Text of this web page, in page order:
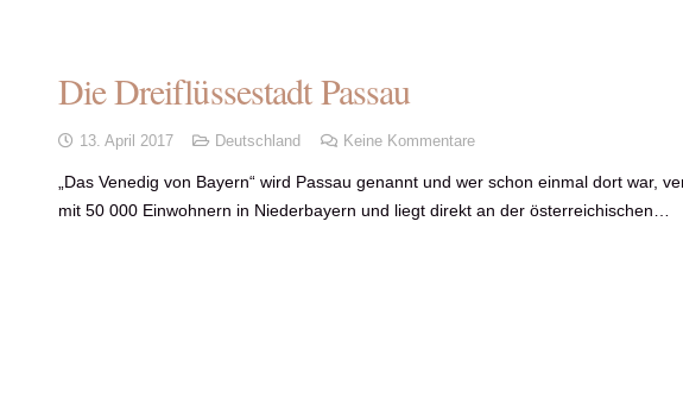
Die Dreiflüssestadt Passau
13. April 2017 Deutschland Keine Kommentare
„Das Venedig von Bayern“ wird Passau genannt und wer schon einmal dort war,
mit 50 000 Einwohnern in Niederbayern und liegt direkt an der österreichischen…